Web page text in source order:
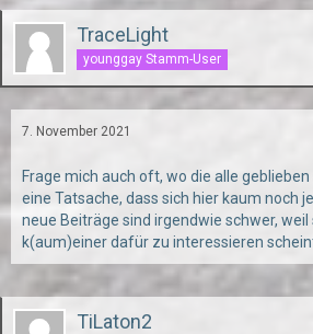
TraceLight
younggay Stamm-User
7. November 2021
Frage mich auch oft, wo die alle
eine Tatsache, dass sich hier kaum noch
neue Beiträge sind irgendwie schwer, weil
k(aum)einer dafür zu interessieren
TiLaton2